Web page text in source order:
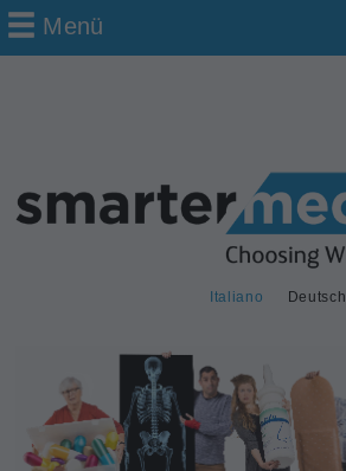
Deutsch
Italiano
Menü